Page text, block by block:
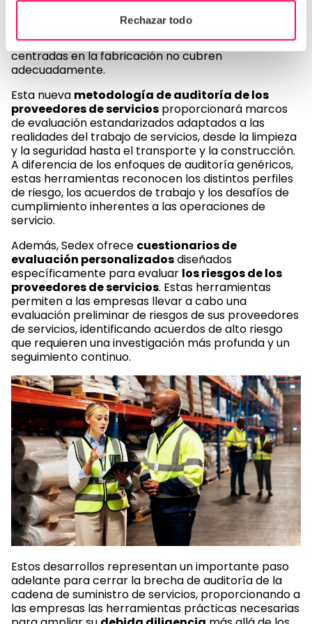
Rechazar todo
diseñadas específicamente para proveedores
, abordando los desafíos únicos y los
factores de riesgo que las auditorías tradicionales
centradas en la fabricación no cubren
adecuadamente.
Esta nueva metodología de auditoría de los
proveedores de servicios proporcionará marcos
de evaluación estandarizados adaptados a las
realidades del trabajo de servicios, desde la limpieza
y la seguridad hasta el transporte y la construcción.
A diferencia de los enfoques de auditoría genéricos,
estas herramientas reconocen los distintos perfiles
de riesgo, los acuerdos de trabajo y los desafíos de
cumplimiento inherentes a las operaciones de
servicio.
Además, Sedex ofrece cuestionarios de
evaluación personalizadosdiseñados
específicamente para evaluar los riesgos de los
proveedores de servicios. Estas herramientas
permiten a las empresas llevar a cabo una
evaluación preliminar de riesgos de sus proveedores
de servicios, identificando acuerdos de alto riesgo
que requieren una investigación más profunda y un
seguimiento continuo.
Estos desarrollos representan un importante paso
adelante para cerrar la brecha de auditoría de la
cadena de suministro de servicios, proporcionando a
las empresas las herramientas prácticas necesarias